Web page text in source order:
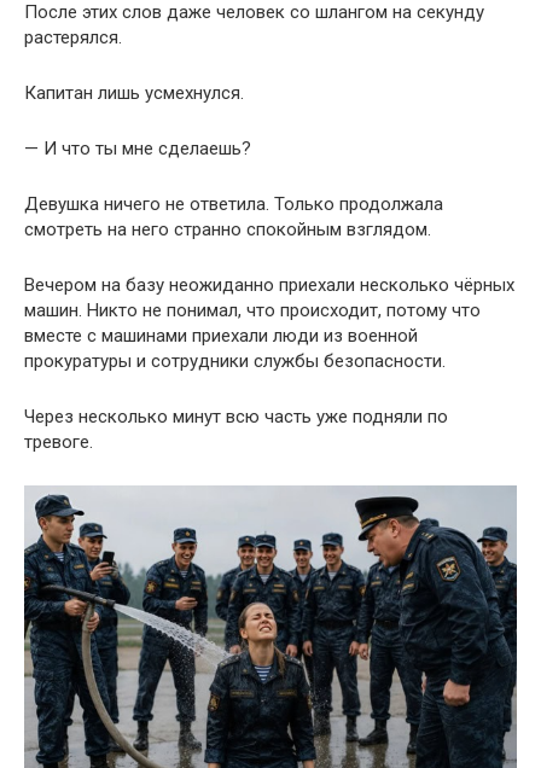
После этих слов даже человек со шлангом на секунду
растерялся.
Капитан лишь усмехнулся.
— И что ты мне сделаешь?
Девушка ничего не ответила. Только продолжала
смотреть на него странно спокойным взглядом.
Вечером на базу неожиданно приехали несколько чёрных
машин. Никто не понимал, что происходит, потому что
вместе с машинами приехали люди из военной
прокуратуры и сотрудники службы безопасности.
Через несколько минут всю часть уже подняли по
тревоге.